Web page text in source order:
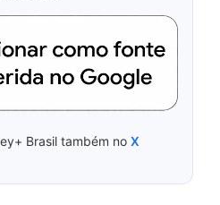
Brasil também no X